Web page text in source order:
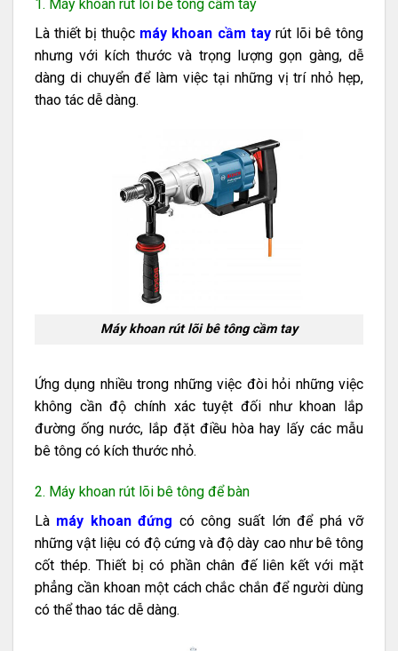
1. Máy khoan rút lõi bê tông cầm tay
Là thiết bị thuộc máy khoan cầm tayrút lõi bê tông
nhưng với kích thước và trọng lượng gọn gàng, dễ
dàng di chuyển để làm việc tại những vị trí nhỏ hẹp,
thao tác dễ dàng.
Máy khoan rút lõi bê tông cầm tay
Ứng dụng nhiều trong những việc đòi hỏi những việc
không cần độ chính xác tuyệt đối như khoan lắp
đường ống nước, lắp đặt điều hòa hay lấy các mẫu
bê tông có kích thước nhỏ.
2. Máy khoan rút lõi bê tông để bàn
Là máy khoan đứng có công suất lớn để phá vỡ
những vật liệu có độ cứng và độ dày cao như bê tông
cốt thép. Thiết bị có phần chân đế liên kết với mặt
phẳng cần khoan một cách chắc chắn để người dùng
có thể thao tác dễ dàng.